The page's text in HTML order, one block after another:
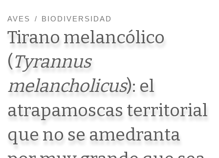
AVES BIODIVERSIDAD
Tirano melancólico
(Tyrannus
melancholicus): el
atrapamoscas territorial
que no se amedranta